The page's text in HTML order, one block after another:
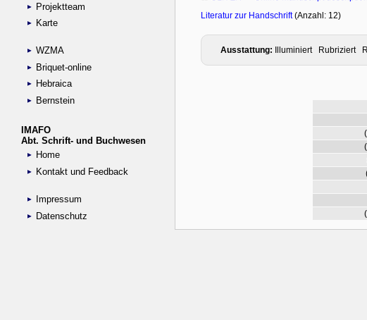
Projektteam
Karte
WZMA
Briquet-online
Hebraica
Bernstein
IMAFO
Abt. Schrift- und Buchwesen
Home
Kontakt und Feedback
Impressum
Datenschutz